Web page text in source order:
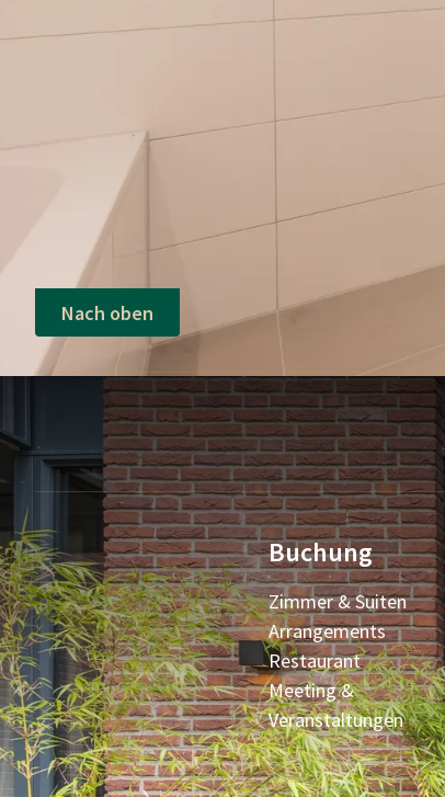
Nach oben
Buchung
Zimmer & Suiten
Arrangements
Restaurant
Meeting &
Veranstaltungen